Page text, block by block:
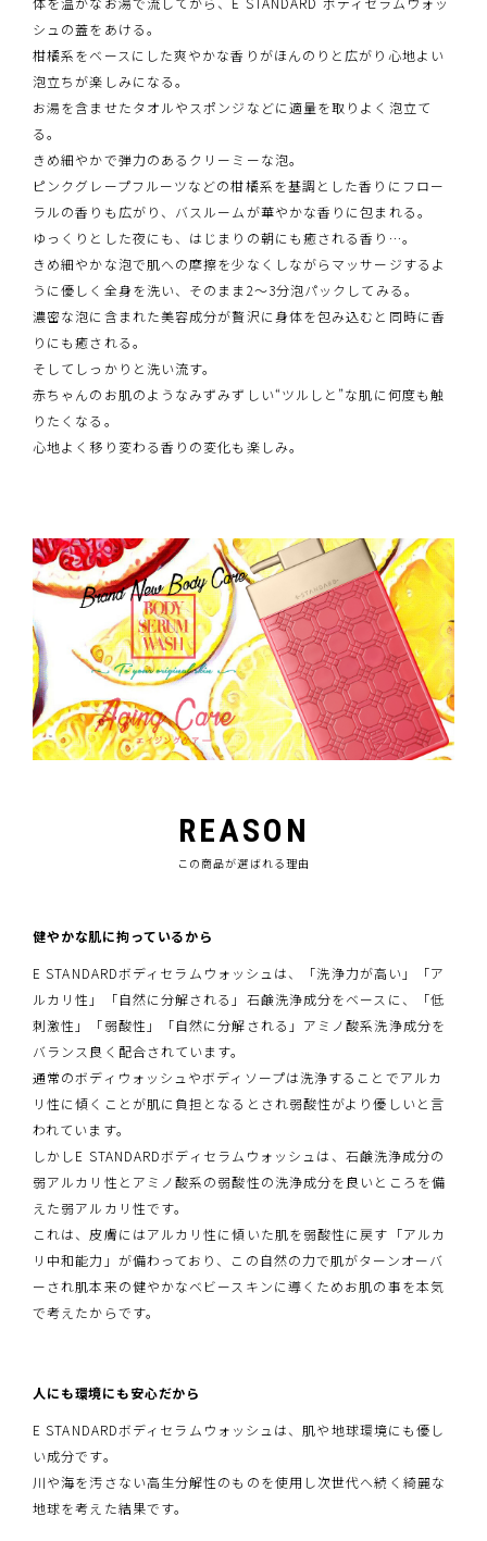
シュの蓋をあける。
柑橘系をベースにした爽やかな香りがほんのりと広がり心地よい
泡立ちが楽しみになる。
お湯を含ませたタオルやスポンジなどに適量を取りよく泡立て
る。
きめ細やかで弾力のあるクリーミーな泡。
ピンクグレープフルーツなどの柑橘系を基調とした香りにフロー
ラルの香りも広がり、バスルームが華やかな香りに包まれる。
ゆっくりとした夜にも、はじまりの朝にも癒される香り…。
きめ細やかな泡で肌への摩擦を少なくしながらマッサージするよ
うに優しく全身を洗い、そのまま2～3分泡パックしてみる。
濃密な泡に含まれた美容成分が贅沢に身体を包み込むと同時に香
りにも癒される。
そしてしっかりと洗い流す。
赤ちゃんのお肌のようなみずみずしい“ツルしと”な肌に何度も触
りたくなる。
心地よく移り変わる香りの変化も楽しみ。
REASON
この商品が選ばれる理由
健やかな肌に拘っているから
E STANDARDボディセラムウォッシュは、「洗浄力が高い」「ア
ルカリ性」「自然に分解される」石鹸洗浄成分をベースに、「低
刺激性」「弱酸性」「自然に分解される」アミノ酸系洗浄成分を
バランス良く配合されています。
通常のボディウォッシュやボディソープは洗浄することでアルカ
リ性に傾くことが肌に負担となるとされ弱酸性がより優しいと言
われています。
しかしE STANDARDボディセラムウォッシュは、石鹸洗浄成分の
弱アルカリ性とアミノ酸系の弱酸性の洗浄成分を良いところを備
えた弱アルカリ性です。
これは、皮膚にはアルカリ性に傾いた肌を弱酸性に戻す「アルカ
リ中和能力」が備わっており、この自然の力で肌がターンオーバ
ーされ肌本来の健やかなベビースキンに導くためお肌の事を本気
で考えたからです。
人にも環境にも安心だから
E STANDARDボディセラムウォッシュは、肌や地球環境にも優し
い成分です。
川や海を汚さない高生分解性のものを使用し次世代へ続く綺麗な
地球を考えた結果です。